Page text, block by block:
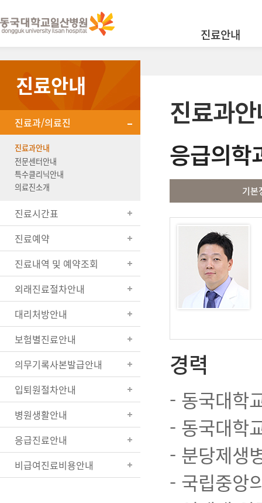
진료안내
진료안내
진료과/의료진
진료과안내
전문센터안내
특수클리닉안내
의료진소개
진료시간표
진료예약
진료내역 및 예약조회
외래진료절차안내
대리처방안내
보험별진료안내
의무기록사본발급안내
입퇴원절차안내
병원생활안내
응급진료안내
비급여진료비용안내
진료과
응급의학
기본
경력
- 동국대학
- 동국대학
- 분당제생
- 국립중앙